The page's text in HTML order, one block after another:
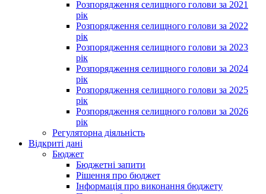
Розпорядження селищного голови за 2021
рік
Розпорядження селищного голови за 2022
рік
Розпорядження селищного голови за 2023
рік
Розпорядження селищного голови за 2024
рік
Розпорядження селищного голови за 2025
рік
Розпорядження селищного голови за 2026
рік
Регуляторна діяльність
Відкриті дані
Бюджет
Бюджетні запити
Рішення про бюджет
Інформація про виконання бюджету